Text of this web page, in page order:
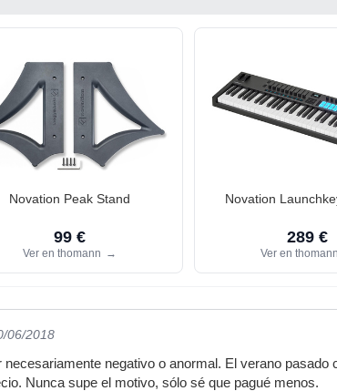
Novation Peak Stand
99 €
Ver en thomann →
Novation
289 €
Ver en thomann
06/2018
necesariamente negativo o anormal. El verano
Nunca supe el motivo, sólo sé que pagué menos.